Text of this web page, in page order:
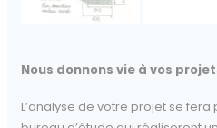
Nous donnons vie à vos
L’analyse de votre projet se